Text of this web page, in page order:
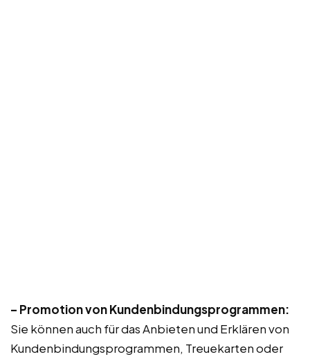
– Promotion von Kundenbindungsprogrammen:
Sie können auch für das Anbieten und Erklären von
Kundenbindungsprogrammen, Treuekarten oder